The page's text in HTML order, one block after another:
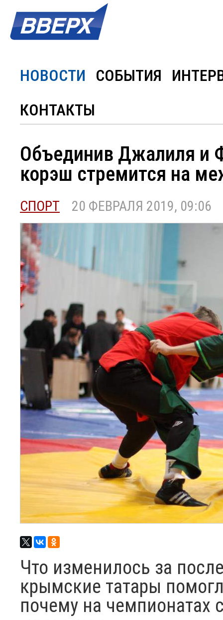
НОВОСТИ СОБЫТИЯ
КОНТАКТЫ
Объединив Джалиля и
корэш стремится на
СПОРТ 20 ФЕВРАЛЯ 2019, 09:06
Что изменилось за
крымские татары
почему на чемпионатах